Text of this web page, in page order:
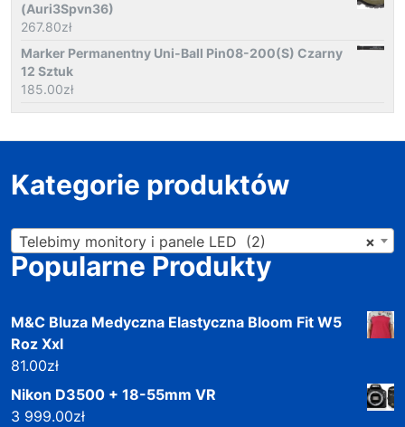
(Auri3Spvn36)
267.80zł
Marker Permanentny Uni-Ball Pin08-200(S) Czarny
12 Sztuk
185.00zł
Kategorie produktów
×
Telebimy monitory i panele LED (2)
Popularne Produkty
M&C Bluza Medyczna Elastyczna Bloom Fit W5
Roz Xxl
81.00zł
Nikon D3500 + 18-55mm VR
3 999.00zł